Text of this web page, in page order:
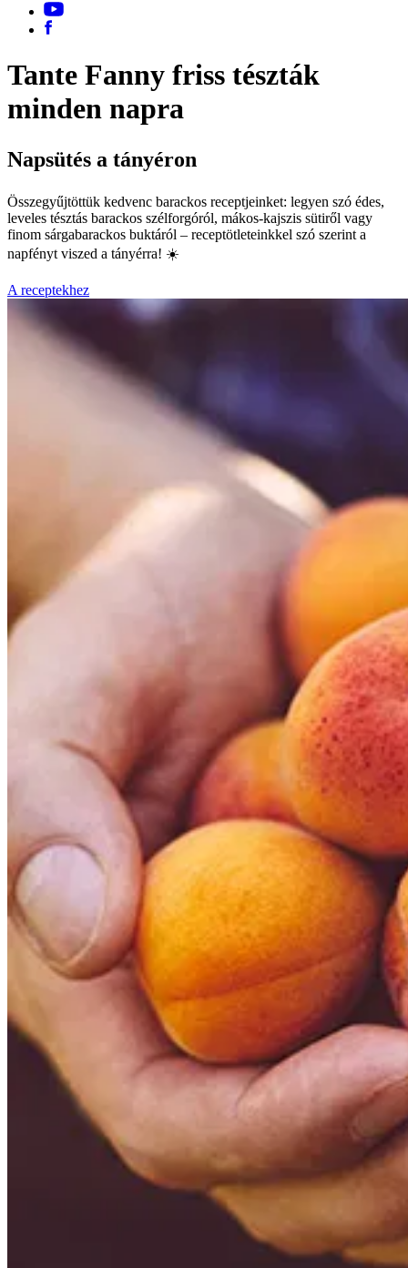
Tante Fanny friss tészták
minden napra
Napsütés a tányéron
Összegyűjtöttük kedvenc barackos receptjeinket: legyen szó édes,
leveles tésztás barackos szélforgóról, mákos-kajszis sütiről vagy
finom sárgabarackos buktáról – receptötleteinkkel szó szerint a
napfényt viszed a tányérra! ☀️
A receptekhez